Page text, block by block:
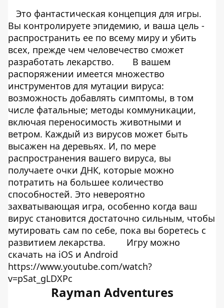
Это фантастическая концепция для игры.
Вы контролируете эпидемию, и ваша цель -
распространить ее по всему миру и убить
всех, прежде чем человечество сможет
разработать лекарство.
В вашем
распоряжении имеется множество
инструментов для мутации вируса:
возможность добавлять симптомы, в том
числе фатальные; методы коммуникации,
включая переносимость животными и
ветром. Каждый из вирусов может быть
высажен на деревьях. И, по мере
распространения вашего вируса, вы
получаете очки ДНК, которые можно
потратить на большее количество
способностей. Это невероятно
захватывающая игра, особенно когда ваш
вирус становится достаточно сильным, чтобы
мутировать сам по себе, пока вы боретесь с
развитием лекарства.
Игру можно
скачать на iOS и Android
https://www.youtube.com/watch?
v=pSat_gLDXPc
Rayman Adventures